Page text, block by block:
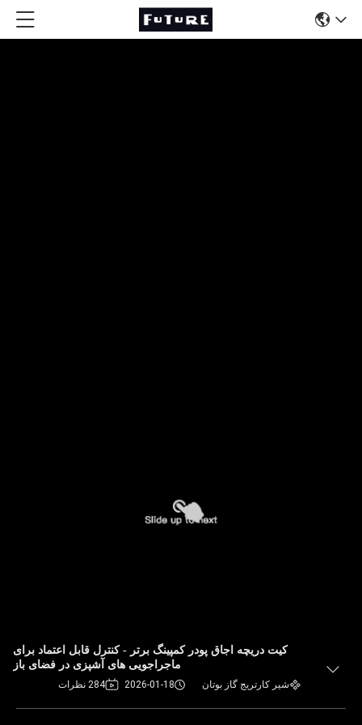
کیت دریچه اجاق پودر کمپینگ برتر - کنترل قابل اعتماد برای
ماجراجویی های آشپزی در فضای باز
شیر کارتریج گاز بوتان 2026-01-18 284 نظرات